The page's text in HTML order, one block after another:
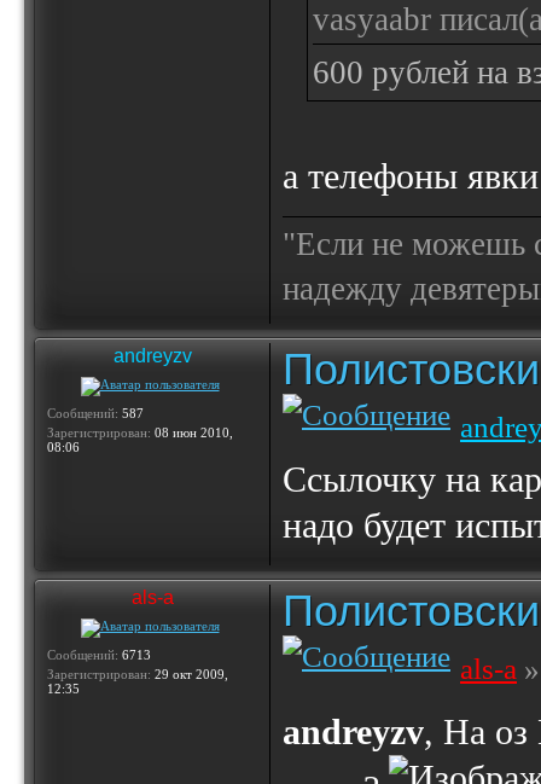
vasyaabr
600 рублей на
а телефоны
"Если не можешь
надежду
andreyzv
Сообщений: 587
Зарегистрирован: 08 июн 2010,
08:06
Ccылочку на
надо будет
als-a
Сообщений: 6713
Зарегистрирован: 29 окт 2009,
12:35
als-a
andreyzv, На оз